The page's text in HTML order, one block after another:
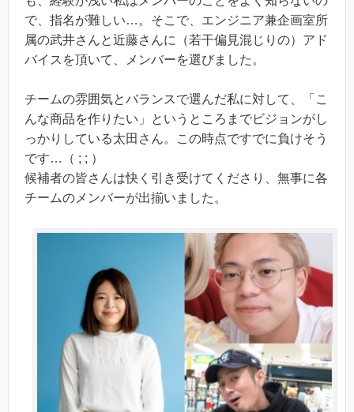
で、指名が難しい…。そこで、エンジニア兼企画室所
属の武井さんと近藤さんに（若干偏見混じりの）アド
バイスを頂いて、メンバーを選びました。
チームの雰囲気とバランスで選んだ私に対して、「こ
んな商品を作りたい」というところまでビジョンがし
っかりしている太田さん。この時点ですでに負けそう
です…（ ; ; ）
候補者の皆さんは快く引き受けてくださり、無事に各
チームのメンバーが出揃いました。